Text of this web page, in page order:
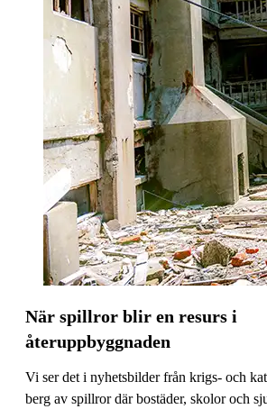
När spillror blir en resurs i
återuppbyggnaden
Vi ser det i nyhetsbilder från krigs- och
berg av spillror där bostäder, skolor och